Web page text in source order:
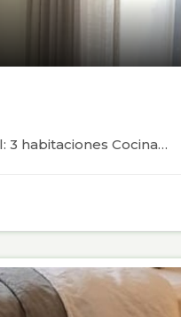
3 habitaciones Cocina…